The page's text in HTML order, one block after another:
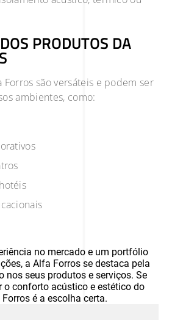
PRODUTOS DA
são versáteis e podem ser
ambientes, como:
no mercado e um portfólio
a Alfa Forros se destaca pela
nos seus produtos e serviços. Se
o conforto acústico e estético do
é a escolha certa.